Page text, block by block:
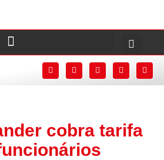
cobra tarifa